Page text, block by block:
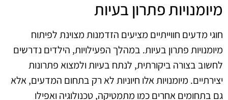
מיומנויות פתרון בעיות
חוגי מדעים חווייתיים מציעים הזדמנות מצוינת לפיתוח
מיומנויות פתרון בעיות. במהלך הפעילויות, הילדים נדרשים
לחשוב בצורה ביקורתית, לנתח בעיות ולמצוא פתרונות
יצירתיים. מיומנויות אלו חיוניות לא רק בתחום המדעים, אלא
גם בתחומים אחרים כמו מתמטיקה, טכנולוגיה ואפילו